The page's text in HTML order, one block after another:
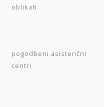
oblikah
pogodbeni asistenčni
centri